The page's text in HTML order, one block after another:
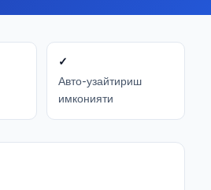
✓
Авто-узайтириш
имконияти